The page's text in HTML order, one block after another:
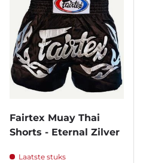
Fairtex Muay Thai
Shorts - Eternal Zilver
Laatste stuks